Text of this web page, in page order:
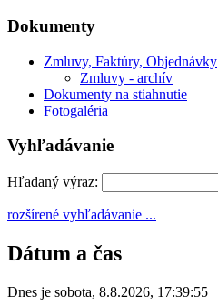
Dokumenty
Zmluvy, Faktúry, Objednávky
Zmluvy - archív
Dokumenty na stiahnutie
Fotogaléria
Vyhľadávanie
Hľadaný výraz:
rozšírené vyhľadávanie ...
Dátum a čas
Dnes je sobota, 8.8.2026, 17:39:55